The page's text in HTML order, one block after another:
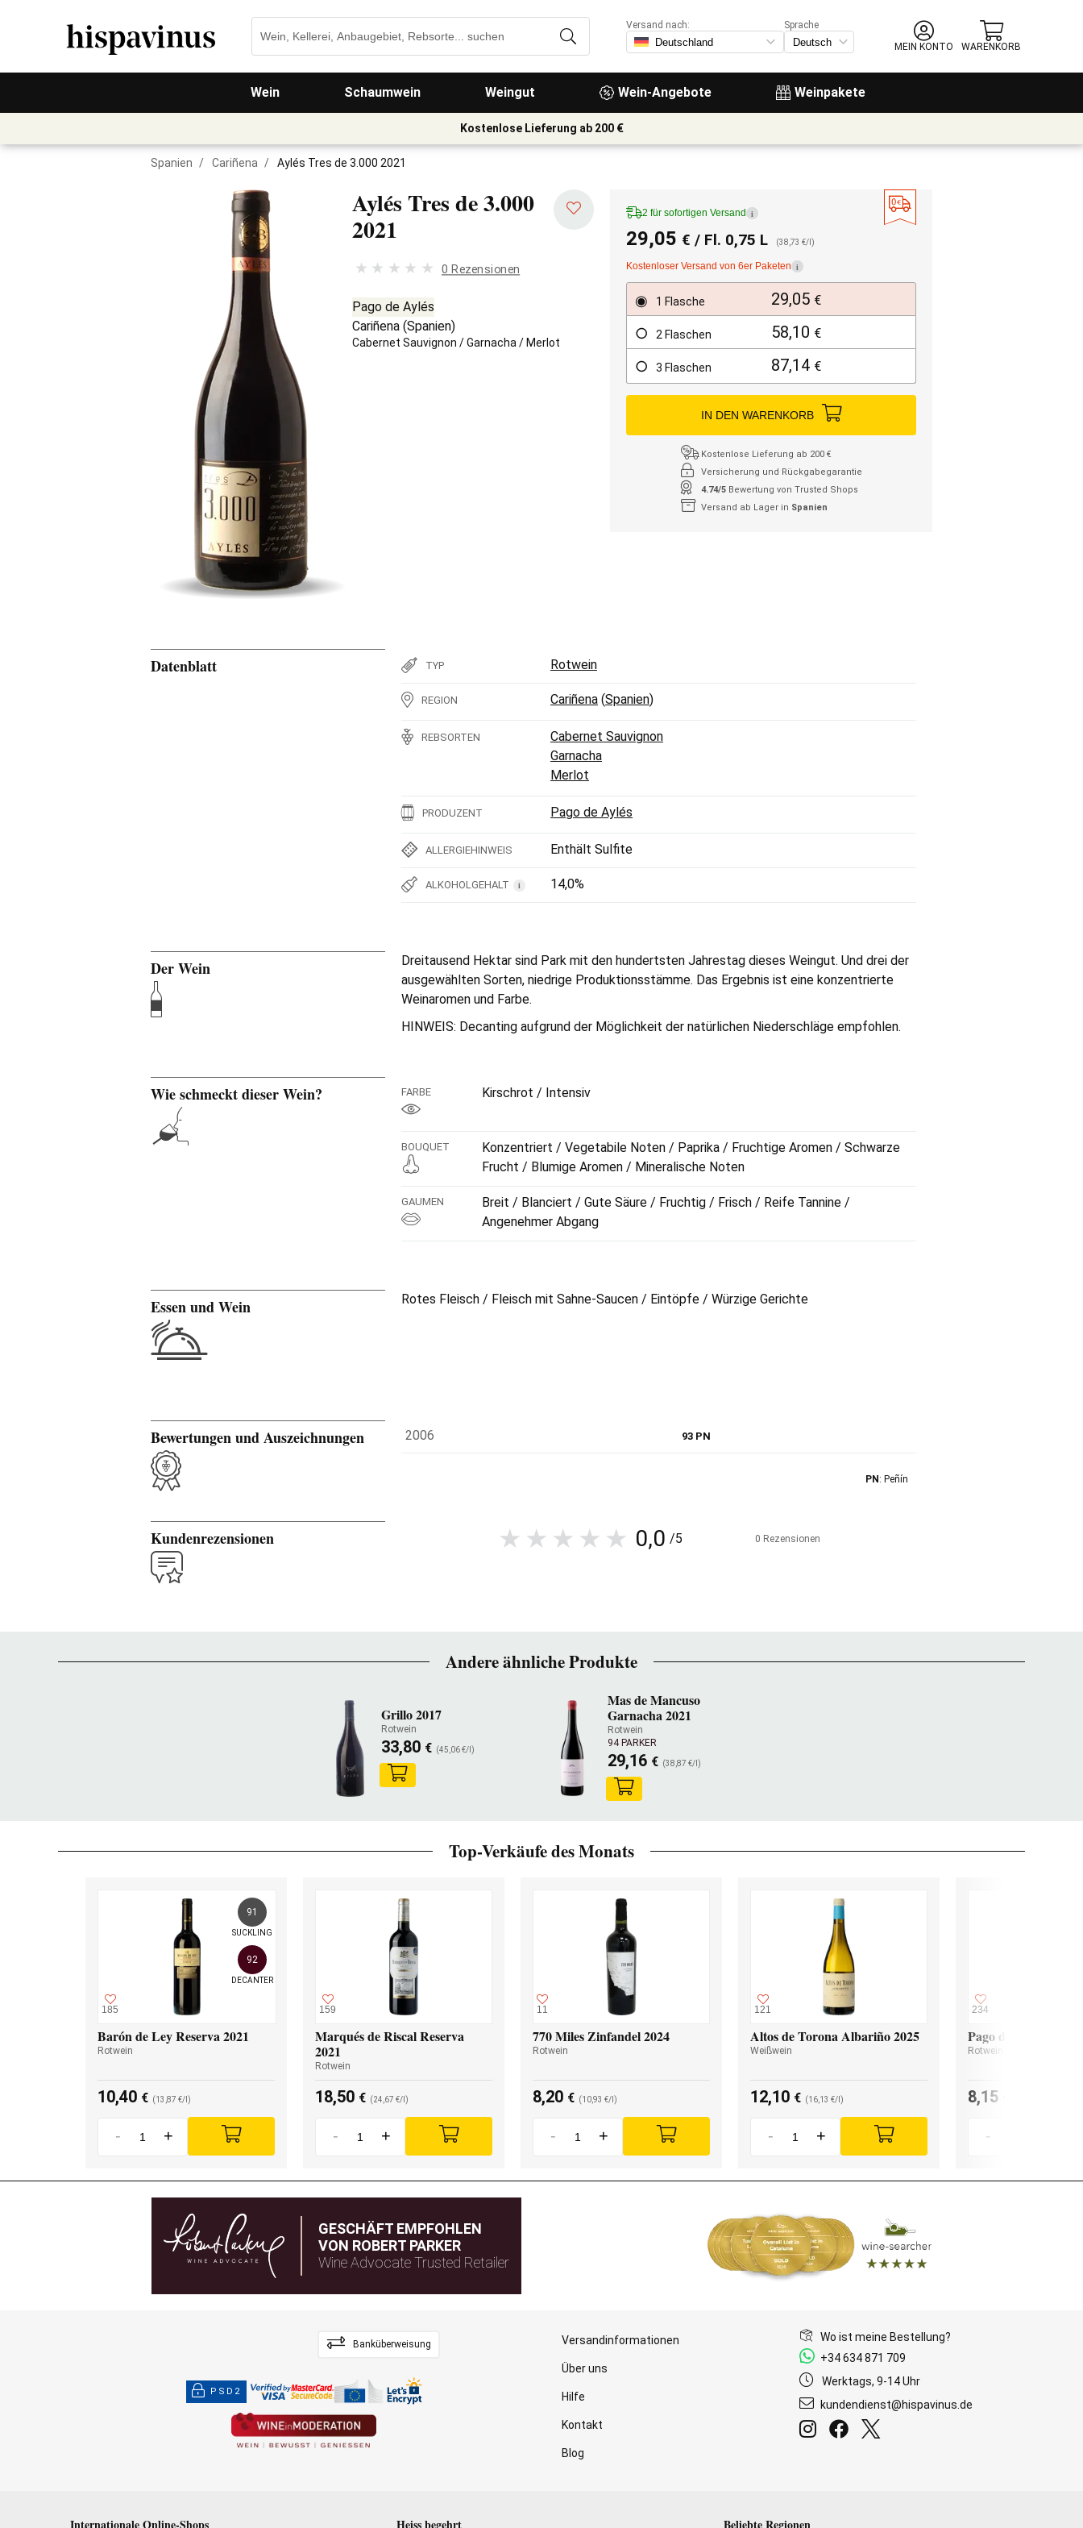
Wein Schaumwein Weingut Wein-Angebote Weinpakete
Versand nach:
Sprache
MEIN KONTO
WARENKORB
Kostenlose Lieferung ab 200 €
Spanien / Cariñena / Aylés Tres de 3.000 2021
Aylés Tres de 3.000
2021
0 Rezensionen
Pago de Aylés
Cariñena (Spanien)
Cabernet Sauvignon /Garnacha / Merlot
2 für sofortigen Versand i
29,05 € / Fl. 0,75 L (38,73 €/l)
Kostenloser Versand von 6er Paketen i
1 Flasche 29,05 €
2 Flaschen 58,10 €
3 Flaschen 87,14 €
IN DEN WARENKORB
Kostenlose Lieferung ab 200 €
Versicherung und Rückgabegarantie
4.74/5 Bewertung von Trusted Shops
Versand ab Lager in Spanien
Datenblatt TYP Rotwein
REGION Cariñena (Spanien)
REBSORTEN
Cabernet Sauvignon
Garnacha
Merlot
PRODUZENT Pago de Aylés
ALLERGIEHINWEIS Enthält Sulfite
ALKOHOLGEHALT i 14,0%
Der Wein
Dreitausend Hektar sind Park mit den hundertsten Jahrestag dieses Weingut. Und drei der
ausgewählten Sorten, niedrige Produktionsstämme. Das Ergebnis ist eine konzentrierte
Weinaromen und Farbe.
HINWEIS: Decanting aufgrund der Möglichkeit der natürlichen Niederschläge empfohlen.
Wie schmeckt dieser Wein? FARBE Kirschrot / Intensiv
BOUQUET
Konzentriert / Vegetabile Noten / Paprika / Fruchtige Aromen / Schwarze
Frucht / Blumige Aromen / Mineralische Noten
GAUMEN
Breit / Blanciert / Gute Säure / Fruchtig / Frisch / Reife Tannine /
Angenehmer Abgang
Essen und Wein Rotes Fleisch / Fleisch mit Sahne-Saucen / Eintöpfe / Würzige Gerichte
Bewertungen und Auszeichnungen 2006 93 PN
PN : Peñín
Kundenrezensionen 0,0 /5 0 Rezensionen
Andere ähnliche Produkte
Grillo 2017
Rotwein
33,80 € (45,06 €/l)
Mas de Mancuso
Garnacha 2021
Rotwein
94 PARKER
29,16 € (38,87 €/l)
Top-Verkäufe des Monats
185
91
SUCKLING
92
DECANTER
Barón de Ley Reserva 2021
Rotwein
10,40 € (13,87 €/l)
- +
159
Marqués de Riscal Reserva
2021
Rotwein
18,50 € (24,67 €/l)
- +
11
770 Miles Zinfandel 2024
Rotwein
8,20 € (10,93 €/l)
- +
121
Altos de Torona Albariño 2025
Weißwein
12,10 € (16,13 €/l)
- +
234
Pago de Valdoneje
Rotwein
8,15
-
GESCHÄFT EMPFOHLEN
VON ROBERT PARKER
Wine Advocate Trusted Retailer
Banküberweisung
PSD2
Versandinformationen
Über uns
Hilfe
Kontakt
Blog
Wo ist meine Bestellung?
+34 634 871 709
Werktags, 9-14 Uhr
kundendienst@hispavinus.de
Internationale Online-Shops Heiss begehrt Beliebte Regionen